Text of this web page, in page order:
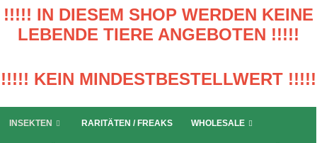
!!!!! IN DIESEM SHOP WERDEN KEINE
LEBENDE TIERE ANGEBOTEN !!!!!
!!!!! KEIN MINDESTBESTELLWERT !!!!!
INSEKTEN RARITÄTEN / FREAKS WHOLESALE